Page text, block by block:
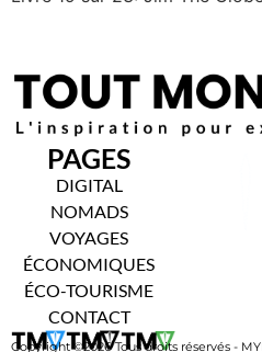
PAGES
DIGITAL
NOMADS
VOYAGES
ÉCONOMIQUES
ÉCO-TOURISME
CONTACT
Copyright ©2026 Tous droits réservés -